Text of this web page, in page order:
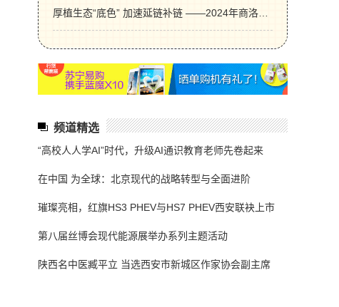
频道精选
“高校人人学AI”时代，升级AI通识教育老师先卷起来
在中国 为全球：北京现代的战略转型与全面进阶
璀璨亮相，红旗HS3 PHEV与HS7 PHEV西安联袂上市
第八届丝博会现代能源展举办系列主题活动
陕西名中医臧平立 当选西安市新城区作家协会副主席